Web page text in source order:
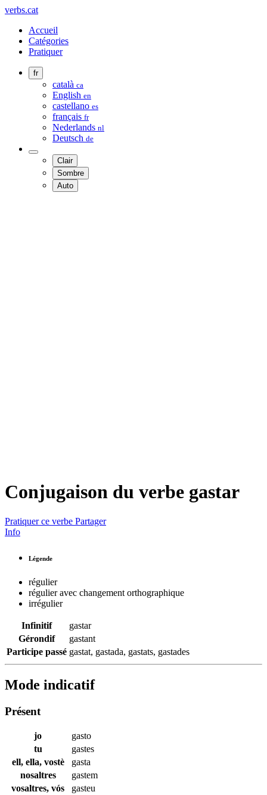
verbs.cat
Accueil
Catégories
Pratiquer
fr
català ca
English en
castellano es
français fr
Nederlands nl
Deutsch de
Clair
Sombre
Auto
Conjugaison du verbe gastar
Pratiquer ce verbe Partager
Info
Légende
régulier
régulier avec changement orthographique
irrégulier
Infinitif
gastar
Gérondif
gastant
Participe passé gastat, gastada, gastats, gastades
Mode indicatif
Présent
jo
gasto
tu
gastes
ell, ella, vostè
gasta
nosaltres
gastem
vosaltres, vós
gasteu